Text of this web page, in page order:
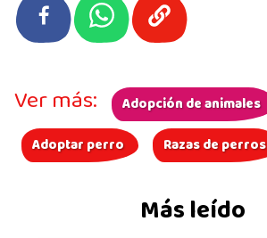
Más leído
Ver más: Adopción de animales
Adoptar perro
Razas de perros